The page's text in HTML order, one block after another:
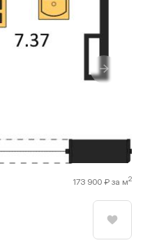
173 900 ₽ за м2